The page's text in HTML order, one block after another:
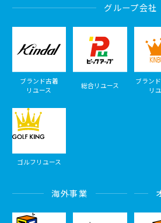
グループ会社
ブランド古着
リユース
総合リユース
ブラン
リ
ゴルフリユース
海外事業